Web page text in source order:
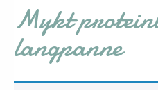
Mykt
langpanne